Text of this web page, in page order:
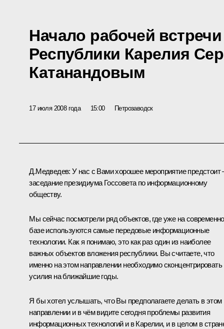
Начало рабочей
Республики Карелия
Катанандовым
17 июля 2008 года 15:00 Петрозаводск
Д.Медведев: У нас с Вами хорошее мероприятие предстоит
заседание президиума Госсовета по информационному
обществу.
Мы сейчас посмотрели ряд объектов, где уже на
базе используются самые передовые информационные
технологии. Как я понимаю, это как раз один из наиболее
важных объектов вложения республики. Вы считаете, что
именно на этом направлении необходимо сконцентрировать
усилия на ближайшие годы.
Я бы хотел услышать, что Вы предполагаете делать в этом
направлении и в чём видите сегодня проблемы развития
информационных технологий и в Карелии, и в целом в